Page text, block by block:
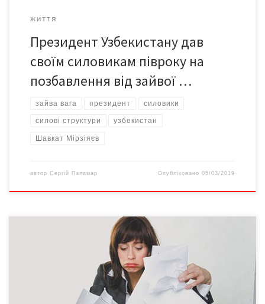
ЖИТТЯ
Президент Узбекистану дав
своїм силовикам півроку на
позбавлення від зайвої …
зайва вага президент силовики
силові структури узбекистан
Шавкат Мірзіяєв
автор Сергій Паламар Опубліковано05/03/2019
Зайва вага Малорухливий спосіб життя, перекуси нашвидкуруч
і шкідливими харчами – чіпсами, печивом, цукерками й
бутербродами – невдовзі даються взнаки. Як правило, вже
після півроку роботи в офісі жінки втрачають струнку талію, а